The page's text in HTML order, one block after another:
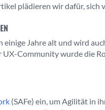
plädieren wir dafür, sich
Jahre alt und wird
Community wurde die
(SAFe) ein, um Agilität in